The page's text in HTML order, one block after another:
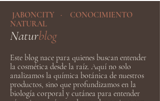
JABONCITY · CONOCIMIENTO
NATURAL
Naturblog
Este blog nace para quienes buscan entender
la cosmética desde la raíz. Aquí no solo
analizamos la química botánica de nuestros
productos, sino que profundizamos en la
biología corporal y cutánea para entender